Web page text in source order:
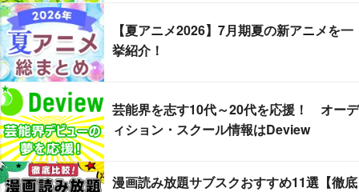
【夏アニメ2026】7月期夏の新アニメを一
挙紹介！
芸能界を志す10代～20代を応援！ オーデ
ィション・スクール情報はDeview
漫画読み放題サブスクおすすめ11選【徹底